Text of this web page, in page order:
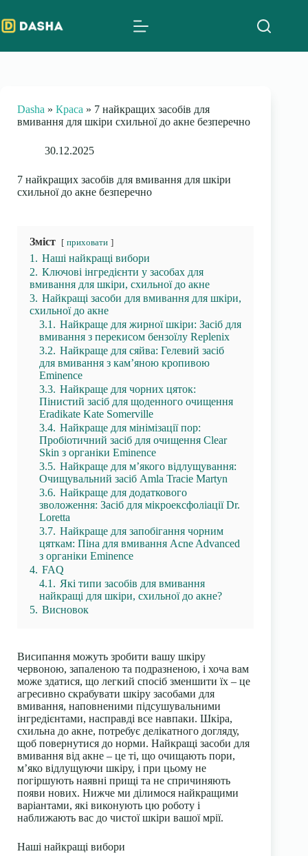
to
content
Dasha » Краса » 7 найкращих засобів для
вмивання для шкіри схильної до акне безперечно
30.12.2025
7 найкращих засобів для вмивання для шкіри
схильної до акне безперечно
Зміст приховати
1. Наші найкращі вибори
2. Ключові інгредієнти у засобах для
вмивання для шкіри, схильної до акне
3. Найкращі засоби для вмивання для шкіри,
схильної до акне
3.1. Найкраще для жирної шкіри: Засіб для
вмивання з перекисом бензоїлу Replenix
3.2. Найкраще для сяйва: Гелевий засіб
для вмивання з кам’яною кропивою
Eminence
3.3. Найкраще для чорних цяток:
Пінистий засіб для щоденного очищення
Eradikate Kate Somerville
3.4. Найкраще для мінімізації пор:
Пробіотичний засіб для очищення Clear
Skin з органіки Eminence
3.5. Найкраще для м’якого відлущування:
Очищувальний засіб Amla Tracie Martyn
3.6. Найкраще для додаткового
зволоження: Засіб для мікроексфоліації Dr.
Loretta
3.7. Найкраще для запобігання чорним
цяткам: Піна для вмивання Acne Advanced
з органіки Eminence
4. FAQ
4.1. Які типи засобів для вмивання
найкращі для шкіри, схильної до акне?
5. Висновок
Висипання можуть зробити вашу шкіру
червоною, запаленою та подразненою, і хоча вам
може здатися, що легкий спосіб зменшити їх – це
агресивно скрабувати шкіру засобами для
вмивання, наповненими підсушувальними
інгредієнтами, насправді все навпаки. Шкіра,
схильна до акне, потребує делікатного догляду,
щоб повернутися до норми. Найкращі засоби для
вмивання від акне – це ті, що очищають пори,
м’яко відлущуючи шкіру, і при цьому не
погіршують наявні прищі та не спричиняють
появи нових. Нижче ми ділимося найкращими
варіантами, які виконують цю роботу і
наближають вас до чистої шкіри вашої мрії.
Наші найкращі вибори